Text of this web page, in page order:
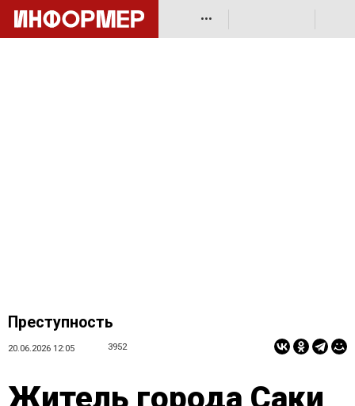
•••
Преступность
20.06.2026 12:05 3952
Житель города Саки